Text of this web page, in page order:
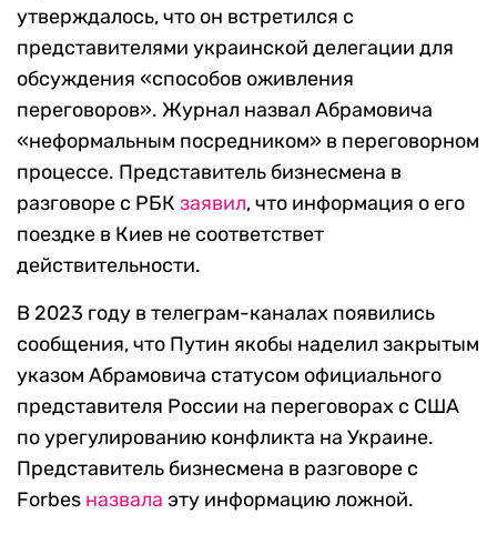
утверждалось, что он встретился с
представителями украинской делегации для
обсуждения «способов оживления
переговоров». Журнал назвал Абрамовича
«неформальным посредником» в переговорном
процессе. Представитель бизнесмена в
разговоре с РБК заявил, что информация о его
поездке в Киев не соответствет
действительности.
В 2023 году в телеграм-каналах появились
сообщения, что Путин якобы наделил закрытым
указом Абрамовича статусом официального
представителя России на переговорах с США
по урегулированию конфликта на Украине.
Представитель бизнесмена в разговоре с
Forbes назвала эту информацию ложной.